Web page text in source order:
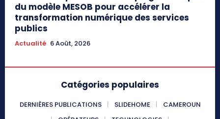
du modèle MESOB pour accélérer la
transformation numérique des services
publics
Actualité 6 Août, 2026
Catégories populaires
DERNIÈRES PUBLICATIONS SLIDEHOME
CAMEROUN